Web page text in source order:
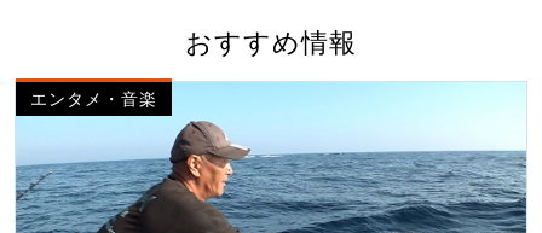
おすすめ情報
エンタメ・音楽